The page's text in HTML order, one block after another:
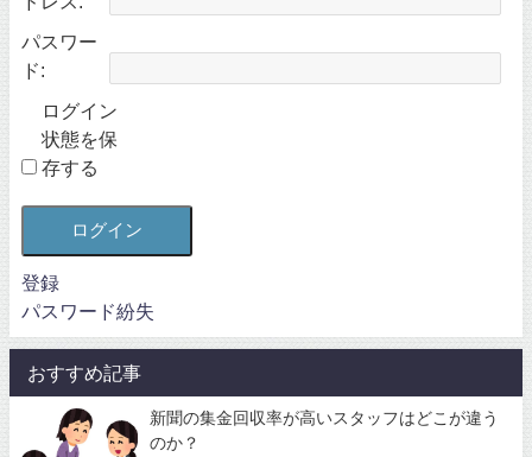
パスワー
ド:
ログイン
状態を保
存する
ログイン
登録
パスワード紛失
おすすめ記事
新聞の集金回収率が高いスタッフはどこが違う
のか？